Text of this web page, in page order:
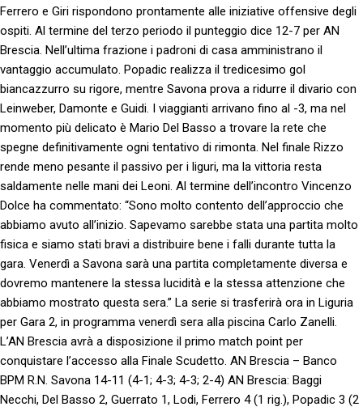
Ferrero e Giri rispondono prontamente alle iniziative offensive degli
ospiti. Al termine del terzo periodo il punteggio dice 12-7 per AN
Brescia. Nell’ultima frazione i padroni di casa amministrano il
vantaggio accumulato. Popadic realizza il tredicesimo gol
biancazzurro su rigore, mentre Savona prova a ridurre il divario con
Leinweber, Damonte e Guidi. I viaggianti arrivano fino al -3, ma nel
momento più delicato è Mario Del Basso a trovare la rete che
spegne definitivamente ogni tentativo di rimonta. Nel finale Rizzo
rende meno pesante il passivo per i liguri, ma la vittoria resta
saldamente nelle mani dei Leoni. Al termine dell’incontro Vincenzo
Dolce ha commentato: “Sono molto contento dell’approccio che
abbiamo avuto all’inizio. Sapevamo sarebbe stata una partita molto
fisica e siamo stati bravi a distribuire bene i falli durante tutta la
gara. Venerdì a Savona sarà una partita completamente diversa e
dovremo mantenere la stessa lucidità e la stessa attenzione che
abbiamo mostrato questa sera.” La serie si trasferirà ora in Liguria
per Gara 2, in programma venerdì sera alla piscina Carlo Zanelli.
L’AN Brescia avrà a disposizione il primo match point per
conquistare l’accesso alla Finale Scudetto. AN Brescia – Banco
BPM R.N. Savona 14-11 (4-1; 4-3; 4-3; 2-4) AN Brescia: Baggi
Necchi, Del Basso 2, Guerrato 1, Lodi, Ferrero 4 (1 rig.), Popadic 3 (2